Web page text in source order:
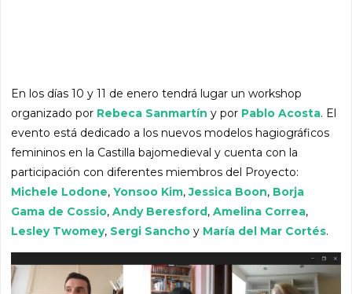
En los días 10 y 11 de enero tendrá lugar un workshop
organizado por Rebeca Sanmartín y por Pablo Acosta. El
evento está dedicado a los nuevos modelos hagiográficos
femininos en la Castilla bajomedieval y cuenta con la
participación con diferentes miembros del Proyecto:
Michele Lodone,Yonsoo Kim,Jessica Boon, Borja
Gama de Cossio,Andy Beresford,Amelina Correa,
Lesley Twomey, Sergi Sancho y María del Mar Cortés.